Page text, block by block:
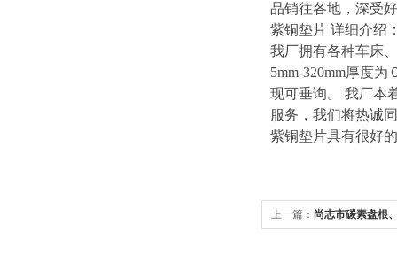
品销往各地，深受
紫铜垫片 详细
我厂拥有各种车床
5mm-320mm厚度
现可垂询。 我厂本
服务，我们将热诚
紫铜垫片具有很好
上一篇： 尚志市碳素盘根